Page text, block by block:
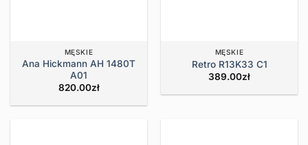
MĘSKIE
Ana Hickmann AH 1480T
A01
820.00zł
MĘSKIE
Retro R13K33 C1
389.00zł